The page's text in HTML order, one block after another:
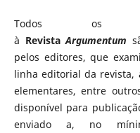
Todos os
à RevistaArgumentum
pelos editores, que
linha editorial da revista,
elementares, entre
disponível para
enviado a, no